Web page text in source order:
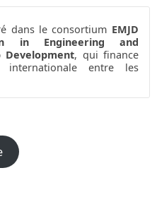
dans le consortium EMJD
in Engineering and
Development, qui finance
entre les